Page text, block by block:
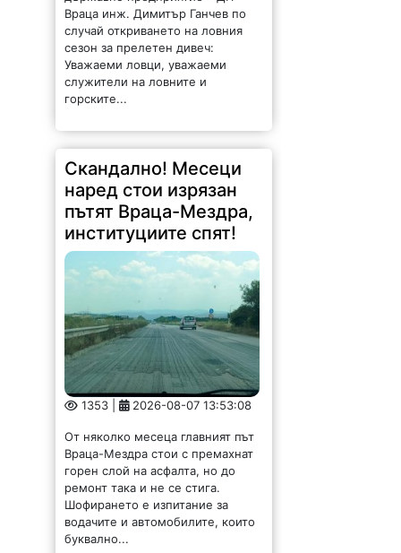
Враца инж. Димитър Ганчев по
случай откриването на ловния
сезон за прелетен дивеч:
Уважаеми ловци, уважаеми
служители на ловните и
горските...
Скандално! Месеци
наред стои изрязан
пътят Враца-Мездра,
институциите спят!
1353 | 2026-08-07 13:53:08
Враца-Мездра стои с премахнат
горен слой на асфалта, но до
ремонт така и не се стига.
Шофирането е изпитание за
водачите и автомобилите, които
буквално...